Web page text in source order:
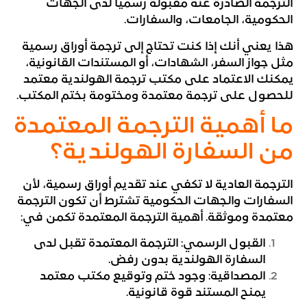
الترجمة الصادرة عنه مقبولة رسمياً لدى الجهات
الحكومية، الجامعات، والسفارات.
هذا يعني أنك إذا كنت تحتاج إلى ترجمة أوراق رسمية
مثل جواز السفر، الشهادات، أو المستندات القانونية،
يمكنك الاعتماد على مكتب ترجمة الهولندية معتمد
للحصول على ترجمة معتمدة ومختومة بختم المكتب.
ما أهمية الترجمة المعتمدة
من السفارة الهولندية؟
الترجمة العادية لا تكفي عند تقديم أوراق رسمية، لأن
السفارات والجهات الحكومية تشترط أن تكون الترجمة
معتمدة وموثقة. أهمية الترجمة المعتمدة تكمن في:
القبول الرسمي: الترجمة المعتمدة تقبل لدى
السفارة الهولندية بدون رفض.
المصداقية: وجود ختم وتوقيع مكتب معتمد
يمنح المستند قوة قانونية.